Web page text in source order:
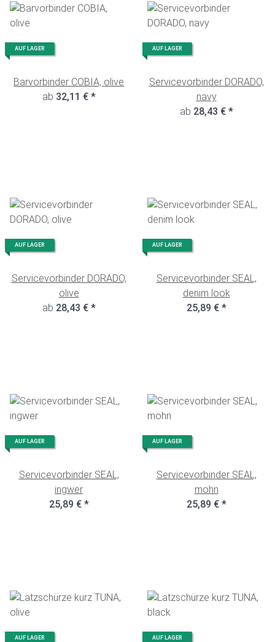
AUF LAGER
Barvorbinder COBIA, olive
ab 32,11 € *
AUF LAGER
Servicevorbinder DORADO,
navy
ab 28,43 € *
AUF LAGER
Servicevorbinder DORADO,
olive
ab 28,43 € *
AUF LAGER
Servicevorbinder SEAL,
denim look
25,89 € *
AUF LAGER
Servicevorbinder SEAL,
ingwer
25,89 € *
AUF LAGER
Servicevorbinder SEAL,
mohn
25,89 € *
AUF LAGER AUF LAGER